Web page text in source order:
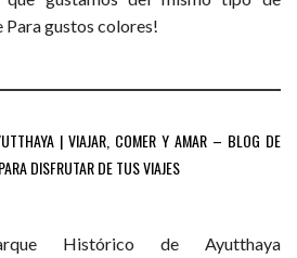
Para gustos colores!
| VIAJAR, COMER Y AMAR – BLOG DE
DISFRUTAR DE TUS VIAJES
Histórico de Ayutthaya